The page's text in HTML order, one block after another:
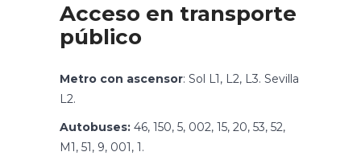
Acceso en transporte
público
Metro con ascensor: Sol L1, L2, L3. Sevilla
L2.
Autobuses: 46, 150, 5, 002, 15, 20, 53, 52,
M1, 51, 9, 001, 1.